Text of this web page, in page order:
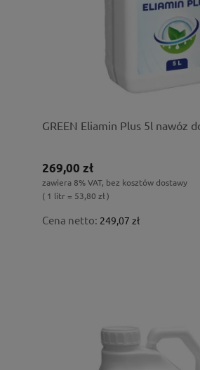
GREEN Eliamin Plus 5l nawóz
269,00 zł
zawiera 8% VAT, bez kosztów dostawy
( 1 litr = 53,80 zł )
Cena netto: 249,07 zł